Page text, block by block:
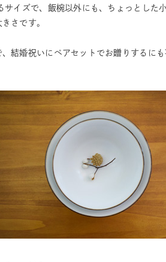
イズで、飯椀以外にも、ちょっとした
さです。
結婚祝いにペアセットでお贈りするにも